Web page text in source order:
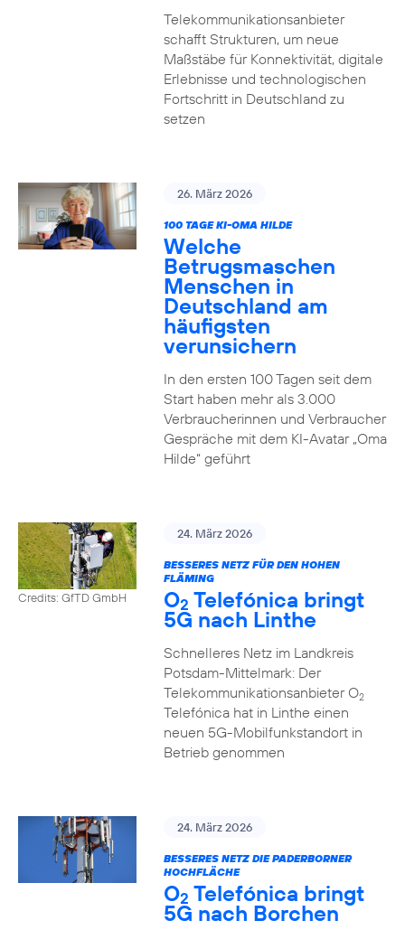
Telekommunikationsanbieter
schafft Strukturen, um neue
Maßstäbe für Konnektivität, digitale
Erlebnisse und technologischen
Fortschritt in Deutschland zu
setzen
26. März 2026
100 TAGE KI-OMA HILDE
Welche
Betrugsmaschen
Menschen in
Deutschland am
häufigsten
verunsichern
In den ersten 100 Tagen seit dem
Start haben mehr als 3.000
Verbraucherinnen und Verbraucher
Gespräche mit dem KI-Avatar „Oma
Hilde“ geführt
Credits: GfTD GmbH
24. März 2026
BESSERES NETZ FÜR DEN HOHEN
FLÄMING
O2 Telefónica bringt
5G nach Linthe
Schnelleres Netz im Landkreis
Potsdam-Mittelmark: Der
Telekommunikationsanbieter O2
Telefónica hat in Linthe einen
neuen 5G-Mobilfunkstandort in
Betrieb genommen
24. März 2026
BESSERES NETZ DIE PADERBORNER
HOCHFLÄCHE
O2 Telefónica bringt
5G nach Borchen